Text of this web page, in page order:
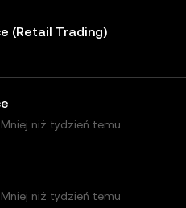
(Retail Trading)
Mniej niż tydzień temu
Mniej niż tydzień temu